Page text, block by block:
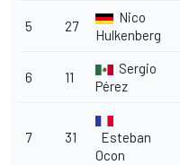
5 27
Nico
Hulkenberg
6 11
Sergio
Pérez
7 31
Esteban
Ocon